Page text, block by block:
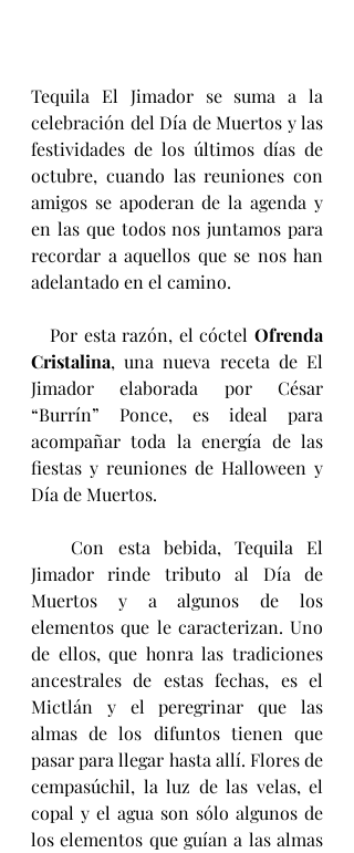
Tequila El Jimador se suma a la
celebración del Día de Muertos y las
festividades de los últimos días de
octubre, cuando las reuniones con
amigos se apoderan de la agenda y
en las que todos nos juntamos para
recordar a aquellos que se nos han
adelantado en el camino.
   Por esta razón, el cóctel
Ofrenda
Cristalina, una nueva receta de El
Jimador elaborada por César
“Burrín” Ponce, es ideal para
acompañar toda la energía de las
fiestas y reuniones de Halloween y
Día de Muertos.
   Con esta bebida, Tequila El
Jimador rinde tributo al Día de
Muertos y a algunos de los
elementos que le caracterizan. Uno
de ellos, que honra las tradiciones
ancestrales de estas fechas, es el
Mictlán y el peregrinar que las
almas de los difuntos tienen que
pasar para llegar hasta allí. Flores de
cempasúchil, la luz de las velas, el
copal y el agua son sólo algunos de
los elementos que guían a las almas